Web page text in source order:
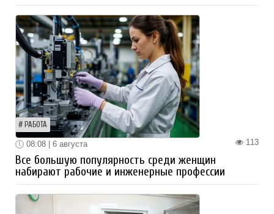
РАБОТА
113
08:08 | 6 августа
Все большую популярность среди женщин
набирают рабочие и инженерные профессии